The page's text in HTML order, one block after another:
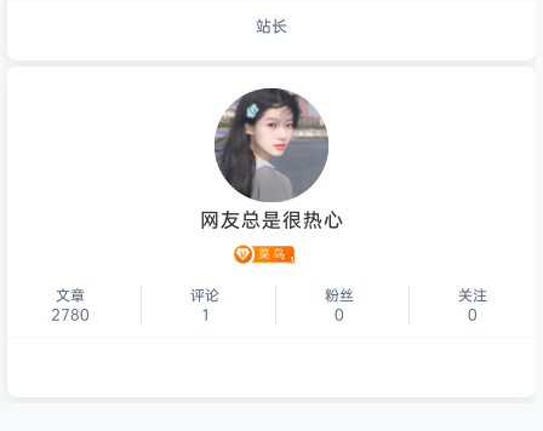
站长
个人主页
网友总是很热心
文章
2780
评论
1
粉丝
0
关注
0